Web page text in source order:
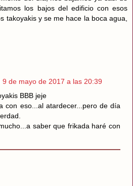
los bajos del edificio con esos
takoyakis y se me hace la boca agua,
9 de mayo de 2017 a las 20:39
BBB jeje
con eso...al atardecer...pero de día
saber que frikada haré con